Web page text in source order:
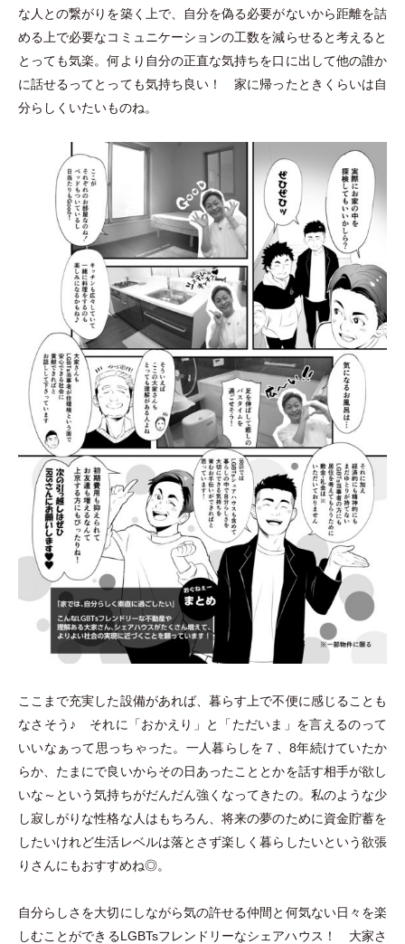
な人との繋がりを築く上で、自分を偽る必要がないから距離を詰
める上で必要なコミュニケーションの工数を減らせると考えると
とっても気楽。何より自分の正直な気持ちを口に出して他の誰か
に話せるってとっても気持ち良い！ 家に帰ったときくらいは自
分らしくいたいものね。
ここまで充実した設備があれば、暮らす上で不便に感じることも
なさそう♪ それに
「おかえり 」 と 「ただいま 」 を言えるのって
いいなぁって思っちゃった。一人暮らしを７、8年続けていたか
らか、たまにで良いからその日あったこととかを話す相手が欲し
いな～という気持ちがだんだん強くなってきたの。私のような少
し寂しがりな性格な人はもちろん、将来の夢のために資金貯蓄を
したいけれど生活レベルは落とさず楽しく暮らしたいという欲張
りさんにもおすすめね◎。
自分らしさを大切にしながら気の許せる仲間と何気ない日々を楽
しむことができるLGBTsフレンドリーなシェアハウス！ 大家さ